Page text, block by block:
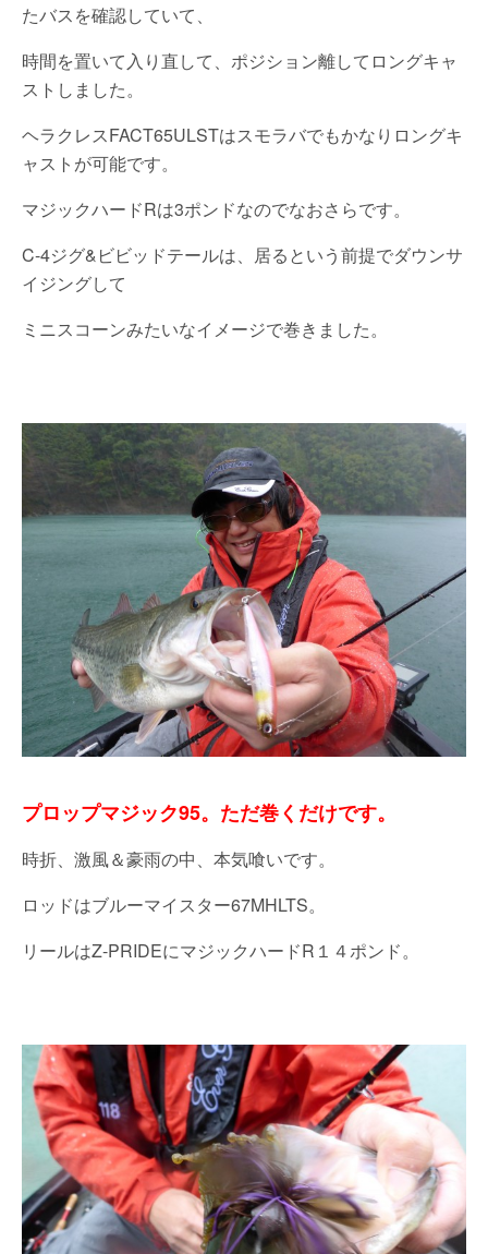
たバスを確認していて、
時間を置いて入り直して、ポジション離してロングキャ
ストしました。
ヘラクレスFACT65ULSTはスモラバでもかなりロングキ
ャストが可能です。
マジックハードRは3ポンドなのでなおさらです。
C-4ジグ&ビビッドテールは、居るという前提でダウンサ
イジングして
ミニスコーンみたいなイメージで巻きました。
プロップマジック95。ただ巻くだけです。
時折、激風＆豪雨の中、本気喰いです。
ロッドはブルーマイスター67MHLTS。
リールはZ-PRIDEにマジックハードR１４ポンド。